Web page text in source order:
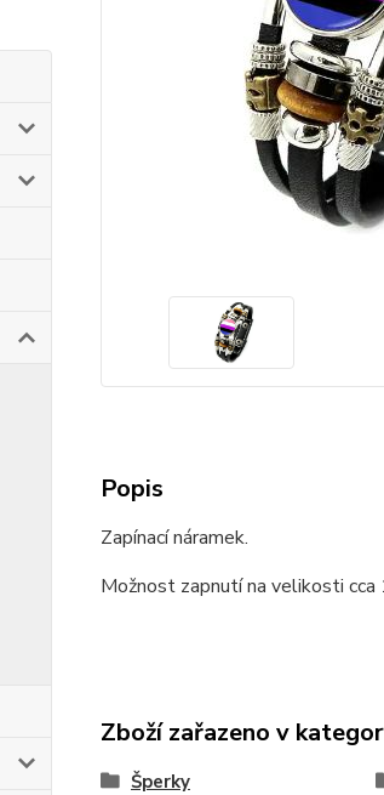
Popis
Zapínací náramek.
Možnost zapnutí na velikosti cca
Zboží zařazeno v
Šperky